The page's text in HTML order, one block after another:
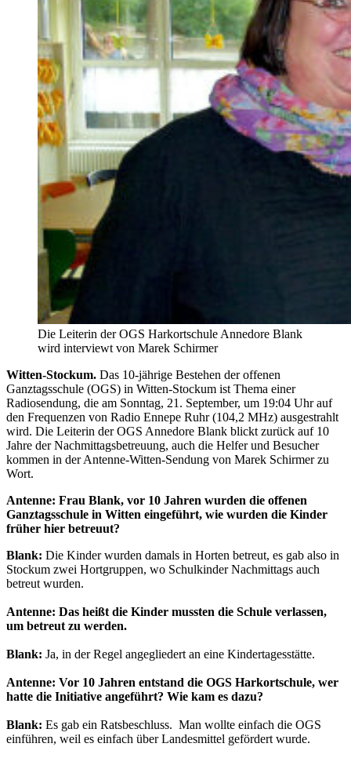
Die Leiterin der OGS Harkortschule Annedore Blank
wird interviewt von Marek Schirmer
Witten-Stockum. Das 10-jährige Bestehen der offenen
Ganztagsschule (OGS) in Witten-Stockum ist Thema einer
Radiosendung, die am Sonntag, 21. September, um 19:04 Uhr auf
den Frequenzen von Radio Ennepe Ruhr (104,2 MHz) ausgestrahlt
wird. Die Leiterin der OGS Annedore Blank blickt zurück auf 10
Jahre der Nachmittagsbetreuung, auch die Helfer und Besucher
kommen in der Antenne-Witten-Sendung von Marek Schirmer zu
Wort.
Antenne: Frau Blank, vor 10 Jahren wurden die offenen
Ganztagsschule in Witten eingeführt, wie wurden die Kinder
früher hier betreuut?
Blank: Die Kinder wurden damals in Horten betreut, es gab also in
Stockum zwei Hortgruppen, wo Schulkinder Nachmittags auch
betreut wurden.
Antenne: Das heißt die Kinder mussten die Schule verlassen,
um betreut zu werden.
Blank: Ja, in der Regel angegliedert an eine Kindertagesstätte.
Antenne: Vor 10 Jahren entstand die OGS Harkortschule, wer
hatte die Initiative angeführt? Wie kam es dazu?
Blank: Es gab ein Ratsbeschluss. Man wollte einfach die OGS
einführen, weil es einfach über Landesmittel gefördert wurde.